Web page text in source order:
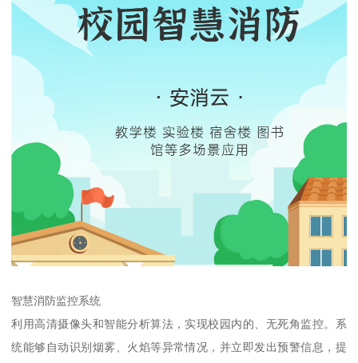
智慧消防监控系统
利用高清摄像头和智能分析算法，实现校园内的、无死角监控。系
统能够自动识别烟雾、火焰等异常情况，并立即发出预警信息，提